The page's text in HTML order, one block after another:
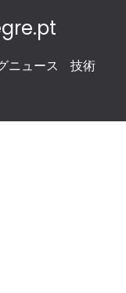
ニュース
技術